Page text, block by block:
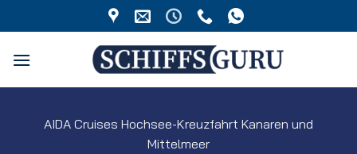
Inhalt
AIDA Cruises Hochsee-Kreuzfahrt Kanaren und
Mittelmeer